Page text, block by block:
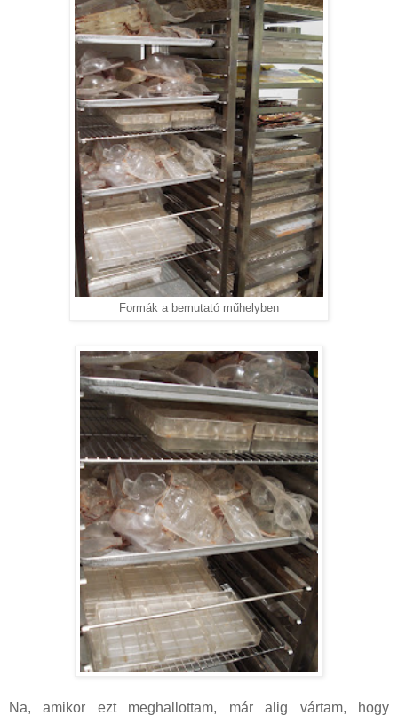
Formák a bemutató műhelyben
Na, amikor ezt meghallottam, már alig vártam, hogy